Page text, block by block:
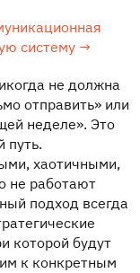
систему →
не должна
отправить» или
неделе». Это
путь.
хаотичными,
не работают
подход всегда
которой будут
к конкретным